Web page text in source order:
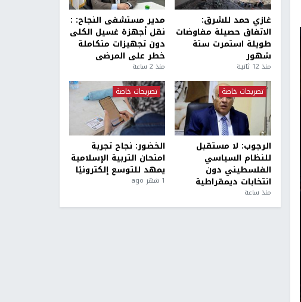
غازي حمد للشرق:
الاتفاق حصيلة مفاوضات
طويلة استمرت ستة
شهور
منذ 12 ثانية
مدير مستشفى النجاح: :
نقل أجهزة غسيل الكلى
دون تجهيزات متكاملة
خطر على المرضى
منذ 2 ساعة
تصريحات خاصة
الرجوب: لا مستقبل
للنظام السياسي
الفلسطيني دون
انتخابات ديمقراطية
منذ ساعة
تصريحات خاصة
الخضور: نجاح تجربة
امتحان التربية الإسلامية
يمهد للتوسع إلكترونيًا
1 شهر ago